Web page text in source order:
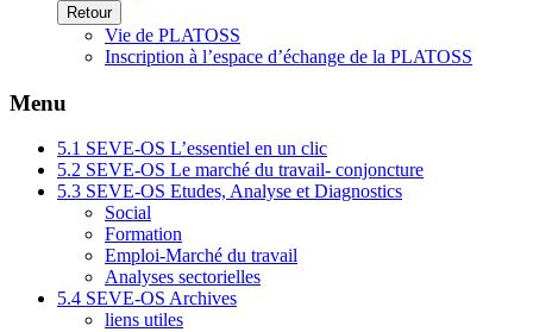
Retour
Vie de PLATOSS
Inscription à l’espace d’échange de la PLATOSS
Menu
5.1 SEVE-OS L’essentiel en un clic
5.2 SEVE-OS Le marché du travail- conjoncture
5.3 SEVE-OS Etudes, Analyse et Diagnostics
Social
Formation
Emploi-Marché du travail
Analyses sectorielles
5.4 SEVE-OS Archives
liens utiles